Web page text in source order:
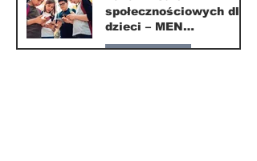
1 mar
społecznościowych dla
dzieci – MEN
przedstawia projekt